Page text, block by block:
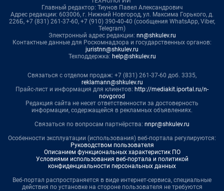
Главный редактор: Тиунов Павел Александрович
Адрес редакции: 603006, г. Нижний Новгород, ул. Максима Горького, д.
226Б, +7 (831) 261-37-60, +7 (910) 390-40-40 (сообщения WhatsApp, Viber,
Telegram)
Электронный адрес редакции: nn@shkulev.ru
Контактные данные для Роскомнадзора и государственных органов:
juristnn@shkulev.ru
Техподдержка: help@shkulev.ru
Связаться с отделом продаж: +7 (831) 261-37-60 доб. 3335,
reklamann@shkulev.ru
Прайс-лист и информация для клиентов: http://mediakit.iportal.ru/n-
novgorod
Редакция сайта не несет ответственности за достоверность
информации, содержащейся в рекламных объявлениях.
Связаться по вопросам партнёрства: nnpr@shkulev.ru
Особенности эксплуатации (использования) веб-портала регулируются:
Руководством пользователя
Описанием функциональных характеристик ПО
Условиями использования веб-портала и политикой
конфиденциальности персональных данных
Веб-портал распространяется в виде интернет-сервиса, специальные
действия по установке на стороне пользователя не требуются